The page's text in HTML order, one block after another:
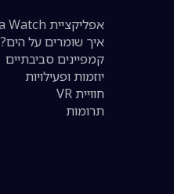
אפליקציית Sea Watch
איך שומרים על הים?
קמפיינים סביבתיים
יוזמות ופעילויות
חוויית VR
תרומות